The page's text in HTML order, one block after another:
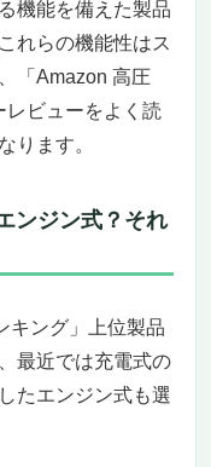
：本気の洗浄力
リン式パワーモ
もう悩まない——
”実現
こういう人には
を誇る
圧洗浄機 – プロ
キング」で注目
機能を備えた製品
れらの機能性はス
「Amazon 高圧
レビューをよく読
ります。
ンジン式？それ
キング」上位製品
最近では充電式の
たエンジン式も選